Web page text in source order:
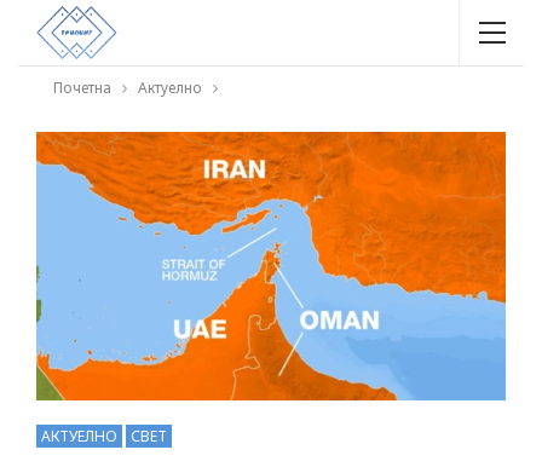
Почетна Актуелно
АКТУЕЛНО СВЕТ